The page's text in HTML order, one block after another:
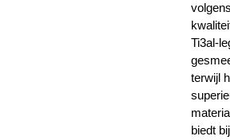
Ti3al-
terwijl
biedt